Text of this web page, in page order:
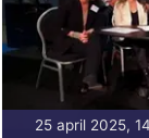
25 april 2025,